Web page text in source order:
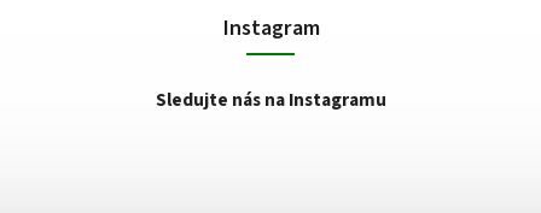
Instagram
Sledujte nás na Instagramu